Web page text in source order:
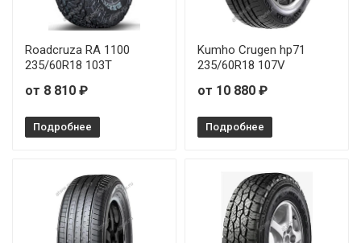
Roadcruza RA 1100
235/60R18 103T
от 8 810 ₽
Подробнее
Kumho Crugen hp71
235/60R18 107V
от 10 880 ₽
Подробнее